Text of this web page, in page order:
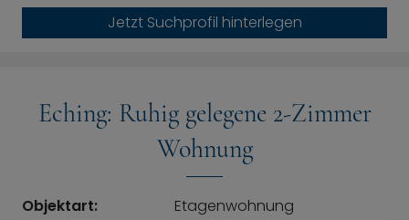
Jetzt Suchprofil hinterlegen
Eching: Ruhig gelegene 2-Zimmer
Wohnung
Objektart:
Etagenwohnung